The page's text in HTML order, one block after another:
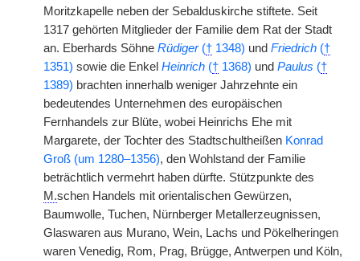
Moritzkapelle neben der Sebalduskirche stiftete. Seit
1317 gehörten Mitglieder der Familie dem Rat der Stadt
an. Eberhards Söhne Rüdiger(† 1348) und Friedrich (†
1351) sowie die Enkel Heinrich († 1368) und Paulus (†
1389) brachten innerhalb weniger Jahrzehnte ein
bedeutendes Unternehmen des europäischen
Fernhandels zur Blüte, wobei Heinrichs Ehe mit
Margarete, der Tochter des Stadtschultheißen Konrad
Groß (um 1280–1356), den Wohlstand der Familie
beträchtlich vermehrt haben dürfte. Stützpunkte des
M.schen Handels mit orientalischen Gewürzen,
Baumwolle, Tuchen, Nürnberger Metallerzeugnissen,
Glaswaren aus Murano, Wein, Lachs und Pökelheringen
waren Venedig, Rom, Prag, Brügge, Antwerpen und Köln,